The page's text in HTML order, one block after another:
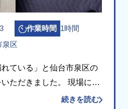
作業時間 1時間
泉区
れている」と仙台市泉区の
ただきました。 現場にお
ころ、便器内へチョロチョ
続きを読む